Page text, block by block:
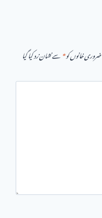
ضروری خانوں کو*سے نشان زد کیا گیا